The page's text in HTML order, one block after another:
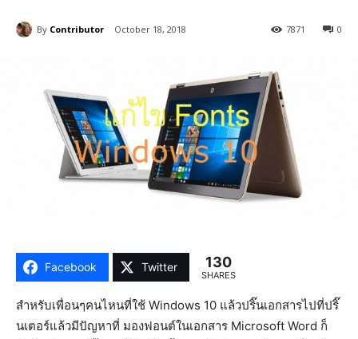
By Contributor October 18, 2018 0
7871
Facebook Twitter 130
SHARES
สำหรับเพื่อนๆคนไหนที่ใช้ Windows 10 แล้วปริ๊นเอกสารไปที่ปริ๊
นเตอร์แล้วมีปัญหาที่ มองฟอนต์ในเอกสาร Microsoft Word ก็